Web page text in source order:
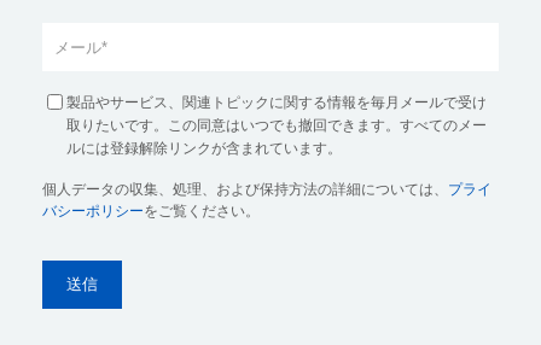
製品やサービス、関連トピックに関する情報を毎月メールで受け
取りたいです。この同意はいつでも撤回できます。すべてのメー
ルには登録解除リンクが含まれています。
個人データの収集、処理、および保持方法の詳細については、 プライ
バシーポリシーをご覧ください。